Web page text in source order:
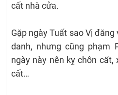
cất nhà cửa.
Gặp ngày Tuất sao Vị
danh, nhưng cũng phạm
ngày này nên kỵ chôn cất,
cất…